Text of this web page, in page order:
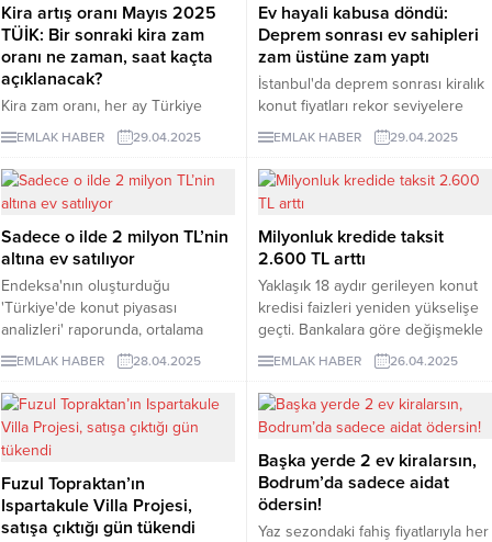
Kira artış oranı Mayıs 2025
TÜİK: Bir sonraki kira zam
oranı ne zaman, saat kaçta
açıklanacak?
Kira zam oranı, her ay Türkiye
İstatistik Kurumu (TÜİK) tarafından
açıklanan enflasyon rakamları
sonrasında kesinleşiyor.
Geçtiğimiz ay açıklanan TÜFE
oranına göre kira zam miktarı
51,26 olarak duyurulmuştu. Mayıs
ayı kira zam oranı ise Nisan ayı
enflasyon rakamlarının
açıklanmasıyla kesinlik kazanacak.
Kira artış oranı ne zaman
EMLAK HABER 29.04.2025
Ev hayali kabusa döndü:
Deprem sonrası ev sahipleri
zam üstüne zam yaptı
İstanbul'da deprem sonrası kiralık
konut fiyatları rekor seviyelere
tırmandı. Özellikle 0-4 yaş arası
yeni konutlarda kira bedelleri, bazı
ilçelerde 134 bin TL'yi aştı.
EMLAK HABER 29.04.2025
Sadece o ilde 2 milyon TL’nin
altına ev satılıyor
Endeksa'nın oluşturduğu
'Türkiye'de konut piyasası
analizleri' raporunda, ortalama
konut fiyatı 4 milyon 89 bin TL
olarak belirlendi. Raporda ortalama
konut fiyatının 2 milyon TL'nin
altında kaldığı tek bir şehir yer
EMLAK HABER 28.04.2025
Milyonluk kredide taksit
2.600 TL arttı
Yaklaşık 18 aydır gerileyen konut
kredisi faizleri yeniden yükselişe
geçti. Bankalara göre değişmekle
birlikte, aylık yansıma 0,16-0,28
puan aralığında oldu. Yaklaşık 0,28
puanlık yükseliş, yıllık maliyeti ise
3,36 puan etkilerken, 1 milyon
EMLAK HABER 26.04.2025
Fuzul Topraktan’ın
Ispartakule Villa Projesi,
satışa çıktığı gün tükendi
Başka yerde 2 ev kiralarsın,
Bodrum’da sadece aidat
ödersin!
Yaz sezondaki fahiş fiyatlarıyla her